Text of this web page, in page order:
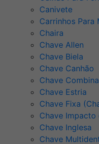
Canivete
Carrinhos Para
Chaira
Chave Allen
Chave Biela
Chave Canhão
Chave
Chave Estria
Chave Fixa
Chave Impacto
Chave Inglesa
Chave